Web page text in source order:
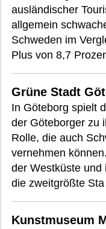
ausländischer
allgemein
Schweden im
Plus von 8,7
Grüne Stadt
In Göteborg spielt
der Göteborger zu
Rolle, die auch
vernehmen
der Westküste und
die zweitgrößte Sta
Kunstmuseum